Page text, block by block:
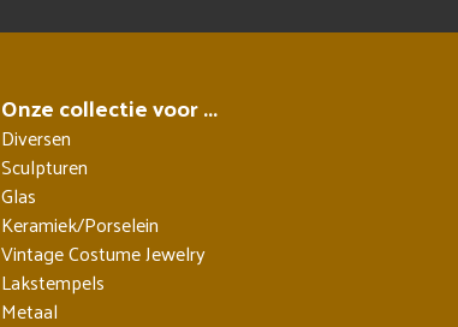
Onze collectie voor ...
Diversen
Sculpturen
Glas
Keramiek/Porselein
Vintage Costume Jewelry
Lakstempels
Metaal